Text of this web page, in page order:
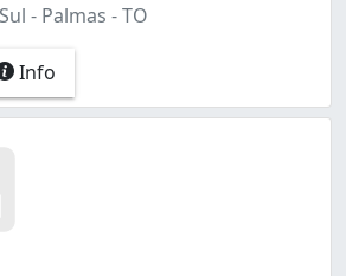
- Palmas - TO
Info